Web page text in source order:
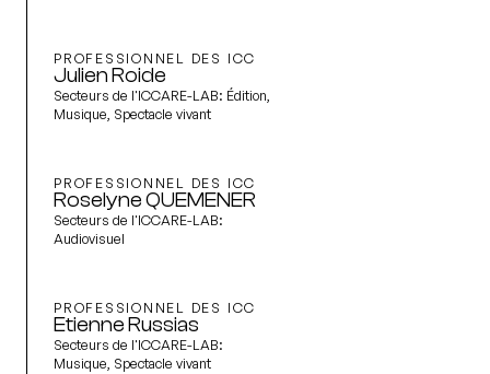
PROFESSIONNEL DES ICC
Julien Roide
Secteurs de l'ICCARE-LAB: Édition,
Musique, Spectacle vivant
PROFESSIONNEL DES ICC
Roselyne QUEMENER
Secteurs de l'ICCARE-LAB:
Audiovisuel
PROFESSIONNEL DES ICC
Etienne Russias
Secteurs de l'ICCARE-LAB:
Musique, Spectacle vivant